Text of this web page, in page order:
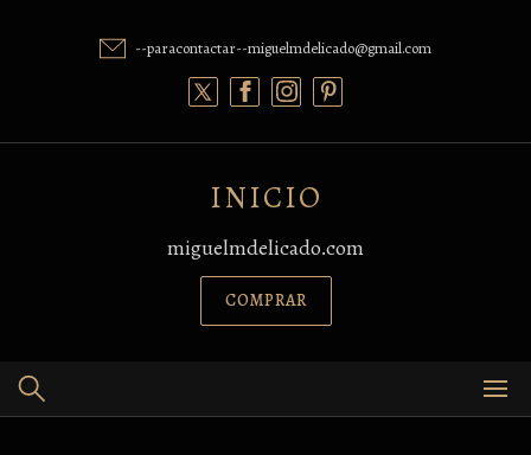
--paracontactar--miguelmdelicado@gmail.com
INICIO
miguelmdelicado.com
COMPRAR